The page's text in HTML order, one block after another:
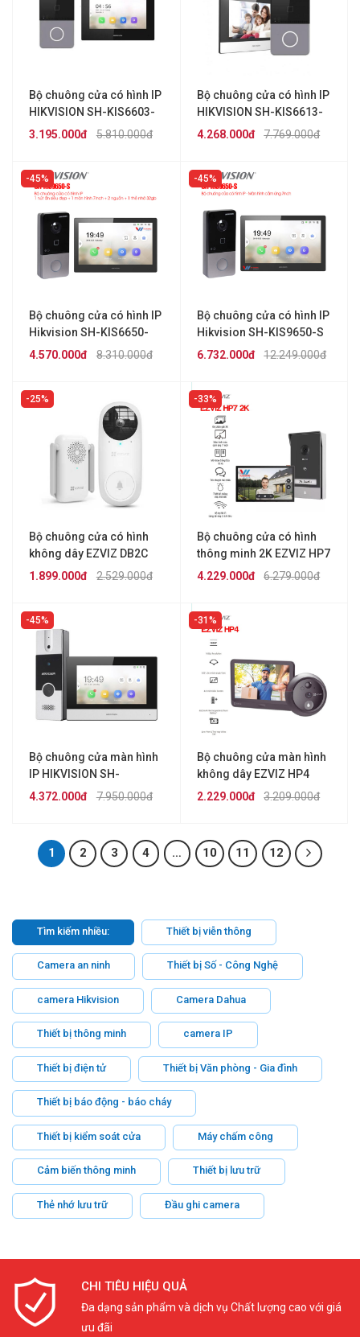
Bộ chuông cửa có hình IP
HIKVISION SH-KIS6603-
LE
5.810.000đ
3.195.000đ
Bộ chuông cửa có hình IP
HIKVISION SH-KIS6613-
WTE
7.769.000đ
4.268.000đ
45%
Bộ chuông cửa có hình IP
Hikvision SH-KIS6650-
WTE
8.310.000đ
4.570.000đ
45%
Bộ chuông cửa có hình IP
Hikvision SH-KIS9650-S
12.249.000đ
6.732.000đ
25%
Bộ chuông cửa có hình
không dây EZVIZ DB2C
2.529.000đ
1.899.000đ
33%
Bộ chuông cửa có hình
thông minh 2K EZVIZ HP7
6.279.000đ
4.229.000đ
45%
Bộ chuông cửa màn hình
IP HIKVISION SH-
KIS6213-WTDE7.950.000đ
4.372.000đ
31%
Bộ chuông cửa màn hình
không dây EZVIZ HP4
3.209.000đ
2.229.000đ
1 2 3 4 … 10 11 12
Tìm kiếm nhiều: Thiết bị viễn thông
Camera an ninh Thiết bị Số - Công Nghệ
camera Hikvision Camera Dahua
Thiết bị thông minh camera IP
Thiết bị điện tử Thiết bị Văn phòng - Gia đình
Thiết bị báo động - báo cháy
Thiết bị kiểm soát cửa Máy chấm công
Cảm biến thông minh Thiết bị lưu trữ
Thẻ nhớ lưu trữ Đầu ghi camera
CHI TIÊU HIỆU QUẢ
Đa dạng sản phẩm và dịch vụ Chất lượng cao với giá
ưu đãi